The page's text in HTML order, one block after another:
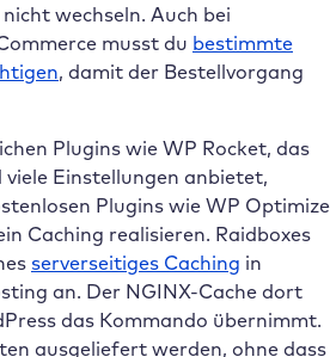
wechseln. Auch bei
musst du bestimmte
, damit der Bestellvorgang
Plugins wie WP Rocket, das
Einstellungen anbietet,
Plugins wie WP Optimize
Caching realisieren. Raidboxes
serverseitiges Caching in
an. Der NGINX-Cache dort
das Kommando übernimmt.
ausgeliefert werden, ohne dass